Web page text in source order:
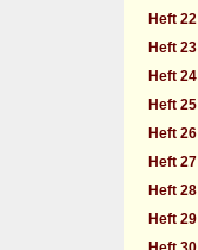
Heft 22
Heft 23
Heft 24
Heft 25
Heft 26
Heft 27
Heft 28
Heft 29